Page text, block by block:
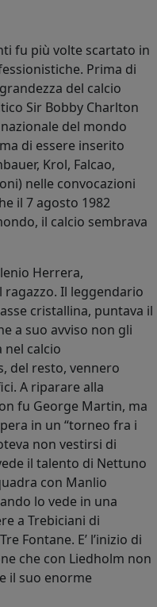
fu più volte scartato in
Prima di
del calcio
Sir Bobby Charlton
del mondo
di essere inserito
Krol, Falcao,
nelle convocazioni
il 7 agosto 1982
il calcio sembrava
Herrera,
Il leggendario
cristallina, puntava il
a suo avviso non gli
calcio
del resto, vennero
A riparare alla
fu George Martin, ma
in un “torneo fra i
non vestirsi di
il talento di Nettuno
con Manlio
lo vede in una
a Trebiciani di
Fontane. E’ l’inizio di
che con Liedholm non
il suo enorme